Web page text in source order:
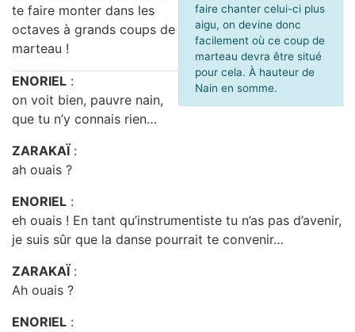
faire chanter celui-ci plus
aigu, on devine donc
facilement où ce coup de
marteau devra être situé
pour cela. À hauteur de
Nain en somme.
te faire monter dans les
octaves à grands coups de
marteau !
ENORIEL :
on voit bien, pauvre nain,
que tu n’y connais rien…
ZARAKAÏ :
ah ouais ?
ENORIEL :
eh ouais ! En tant qu’instrumentiste tu n’as pas d’avenir,
je suis sûr que la danse pourrait te convenir…
ZARAKAÏ :
Ah ouais ?
ENORIEL :